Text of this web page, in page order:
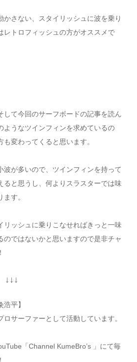
かさない、スタイリッシュに波を乗り
レトロフィッシュの方がオススメで
して今回のサーフボードの記事を読ん
ようなツインフィンを求めているの
変わってくると思います。
波が多いので、ツインフィンを持って
ると思うし、何よりスラスターでは味
す。
リッシュに乗りこなせればきっと一味
のではないかと思いますので是非チャ
浩平】
サーファーとして活動しています。
「Channel KumeBro’s 」にて毎